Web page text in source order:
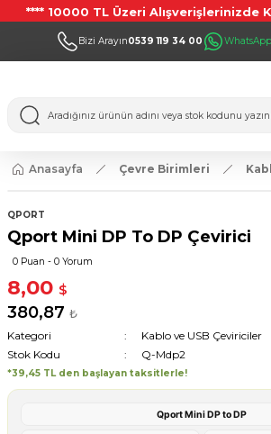
**** 10000 TL Üzeri Alışverişlerinizde
Bizi Arayın0539 119 34 00 WhatsApp
Anasayfa Çevre Birimleri
QPORT
Qport Mini DP To DP Çevirici
0 Puan - 0 Yorum
8,00 $
380,87 ₺
Kategori
Kablo ve USB Çeviriciler
Stok Kodu
Q-Mdp2
*39,45 TL den başlayan taksitlerle!
Qport Mini DP to DP